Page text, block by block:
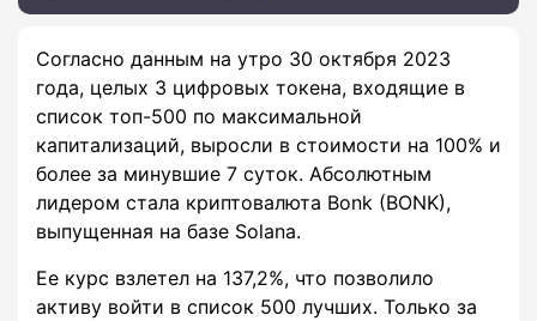
Согласно данным на утро 30 октября 2023
года, целых 3 цифровых токена, входящие в
список топ-500 по максимальной
капитализаций, выросли в стоимости на 100% и
более за минувшие 7 суток. Абсолютным
лидером стала криптовалюта Bonk (BONK),
выпущенная на базе Solana.
Ее курс взлетел на 137,2%, что позволило
активу войти в список 500 лучших. Только за